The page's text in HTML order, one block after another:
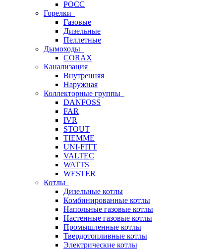
РОСС
Горелки
Газовые
Дизельные
Пеллетные
Дымоходы
CORAX
Канализация
Внутренняя
Наружная
Коллекторные группы
DANFOSS
FAR
IVR
STOUT
TIEMME
UNI-FITT
VALTEC
WATTS
WESTER
Котлы
Дизельные котлы
Комбинированные котлы
Напольные газовые котлы
Настенные газовые котлы
Промышленные котлы
Твердотопливные котлы
Электрические котлы